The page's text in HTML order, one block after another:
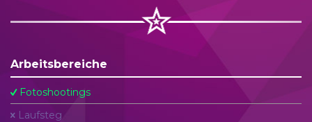
Arbeitsbereiche
Fotoshootings
Laufsteg